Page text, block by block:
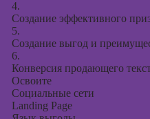
4.
Создание эффективного
5.
Создание выгод и
6.
Конверсия продающего
Освоите
Социальные сети
Landing Page